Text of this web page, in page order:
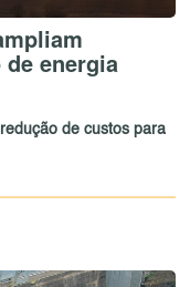
energia
de custos para